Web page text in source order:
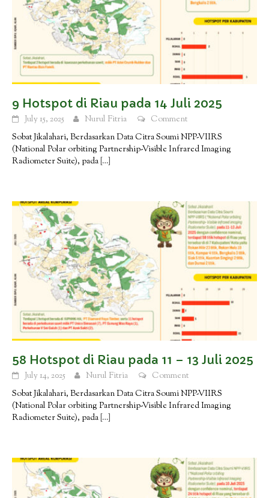
9 Hotspot di Riau pada 14 Juli 2025
July 15, 2025 Nurul Fitria
Comment
Sobat Jikalahari, Berdasarkan Data Citra Soumi NPP-VIIRS
(National Polar orbiting Partnership-Visible Infrared Imaging
Radiometer Suite), pada […]
58 Hotspot di Riau pada 11 – 13 Juli 2025
July 14, 2025 Nurul Fitria
Comment
Sobat Jikalahari, Berdasarkan Data Citra Soumi NPP-VIIRS
(National Polar orbiting Partnership-Visible Infrared Imaging
Radiometer Suite), pada […]